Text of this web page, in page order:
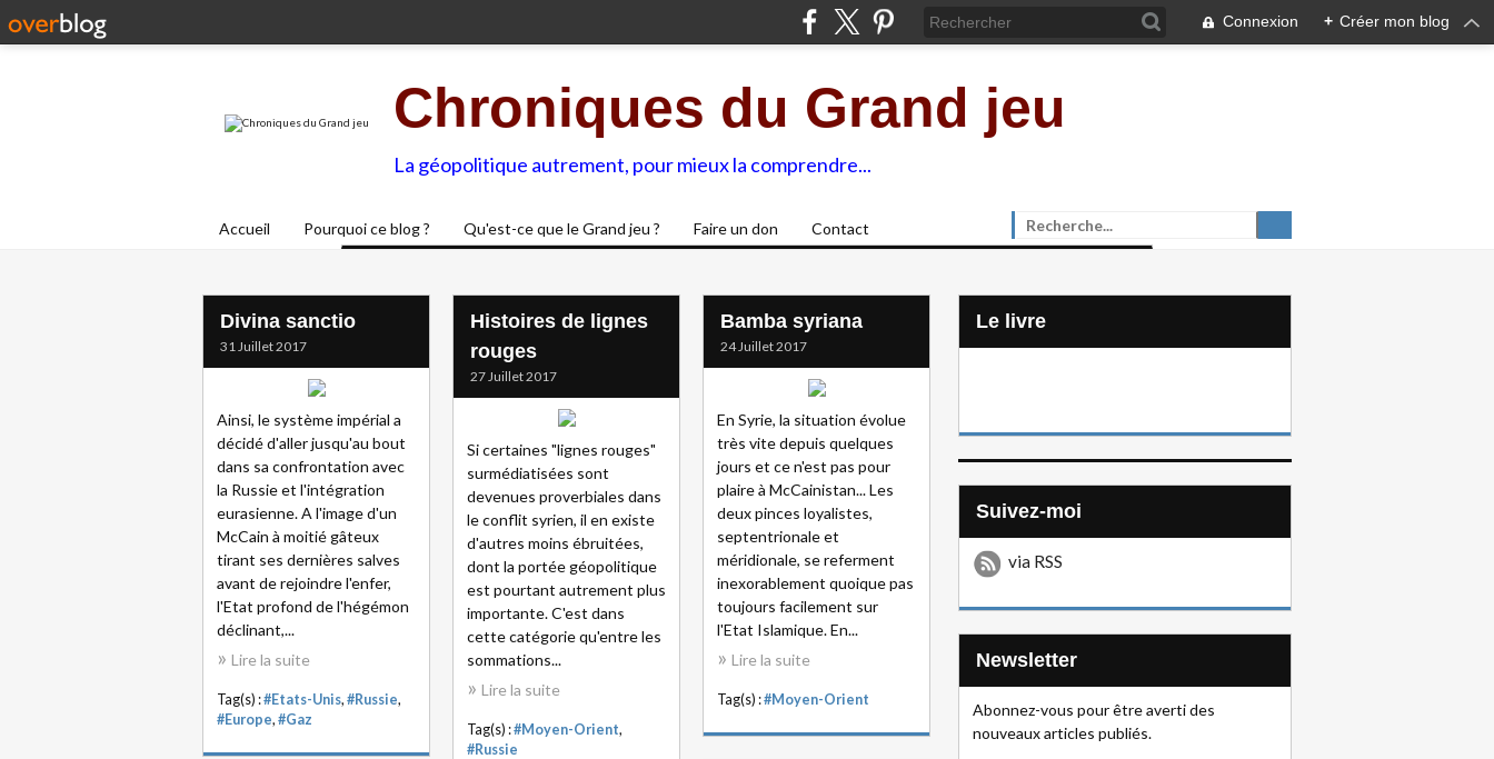
Connexion + Créer mon blog
Chroniques du Grand jeu
La géopolitique autrement, pour mieux la comprendre...
Accueil Pourquoi ce blog ? Qu'est-ce que le Grand jeu ? Faire un don Contact
Divina sanctio
31 Juillet 2017
Ainsi, le système impérial a
décidé d'aller jusqu'au bout
dans sa confrontation avec
la Russie et l'intégration
eurasienne. A l'image d'un
McCain à moitié gâteux
tirant ses dernières salves
avant de rejoindre l'enfer,
l'Etat profond de l'hégémon
déclinant,...
Lire la suite
Tag(s) :#Etats-Unis, #Russie,
#Europe, #Gaz
Histoires de lignes
rouges
27 Juillet 2017
Si certaines "lignes rouges"
surmédiatisées sont
devenues proverbiales dans
le conflit syrien, il en existe
d'autres moins ébruitées,
dont la portée géopolitique
est pourtant autrement plus
importante. C'est dans
cette catégorie qu'entre les
sommations...
Lire la suite
Tag(s) :#Moyen-Orient,
#Russie
Bamba syriana
24 Juillet 2017
En Syrie, la situation évolue
très vite depuis quelques
jours et ce n'est pas pour
plaire à McCainistan... Les
deux pinces loyalistes,
septentrionale et
méridionale, se referment
inexorablement quoique pas
toujours facilement sur
l'Etat Islamique. En...
Lire la suite
Tag(s) :#Moyen-Orient
Le livre
Suivez-moi
via RSS
Newsletter
Abonnez-vous pour être averti des
nouveaux articles publiés.